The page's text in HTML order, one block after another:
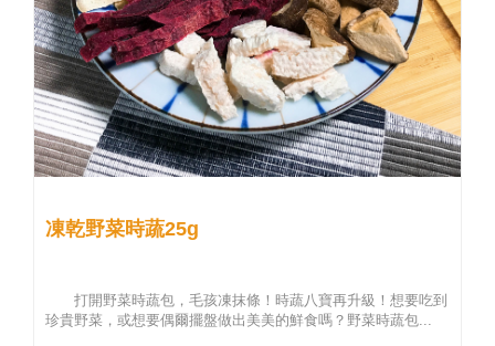
凍乾野菜時蔬25g
打開野菜時蔬包，毛孩凍抹條！時蔬八寶再升級！想要吃到
珍貴野菜，或想要偶爾擺盤做出美美的鮮食嗎？野菜時蔬包...